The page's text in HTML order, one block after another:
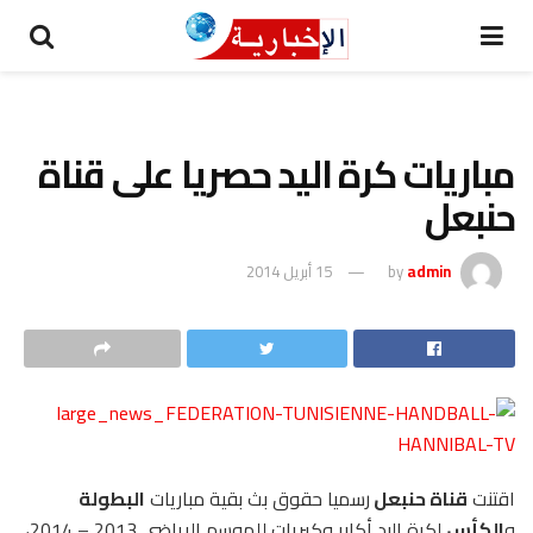
مباريات كرة اليد حصريا على قناة
حنبعل
byadmin 15 أبريل 2014
اقتنتقناة حنبعلرسميا حقوق بث بقية مبارياتالبطولة